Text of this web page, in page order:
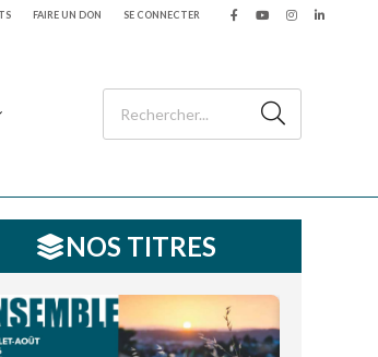
FAIRE UN DON SE CONNECTER
NOS TITRES